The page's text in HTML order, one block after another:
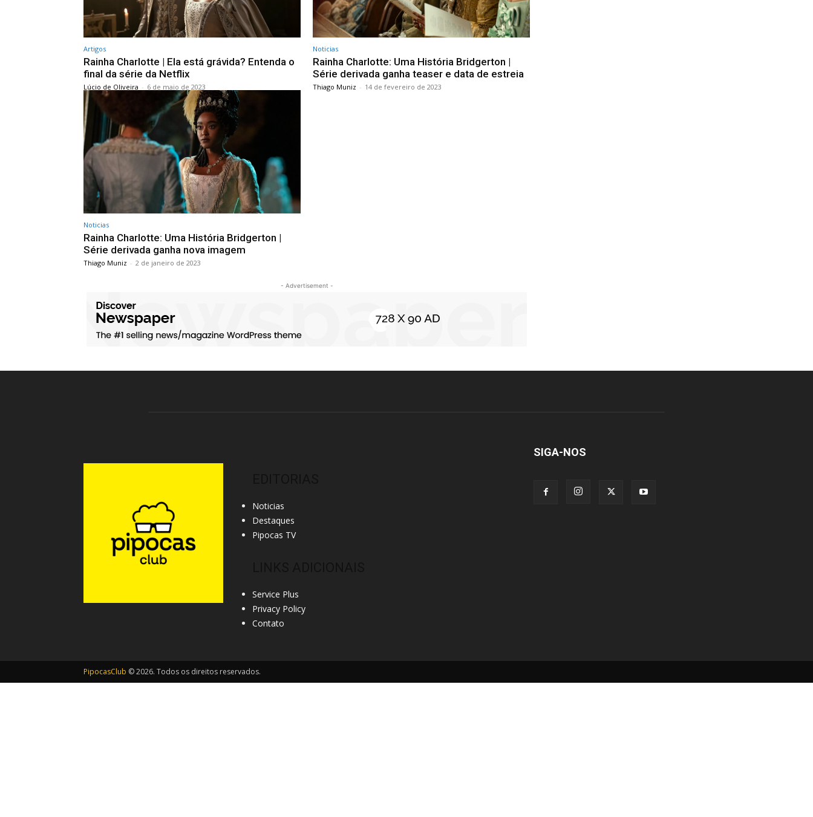
Artigos
Rainha Charlotte | Ela está grávida? Entenda o
final da série da Netflix
Lúcio de Oliveira - 6 de maio de 2023
Noticias
Rainha Charlotte: Uma História Bridgerton |
Série derivada ganha teaser e data de estreia
Thiago Muniz - 14 de fevereiro de 2023
Noticias
Rainha Charlotte: Uma História Bridgerton |
Série derivada ganha nova imagem
Thiago Muniz - 2 de janeiro de 2023
- Advertisement -
Noticias
Destaques
Pipocas TV
Service Plus
Privacy Policy
Contato
SIGA-NOS
PipocasClub © 2026. Todos os direitos reservados.